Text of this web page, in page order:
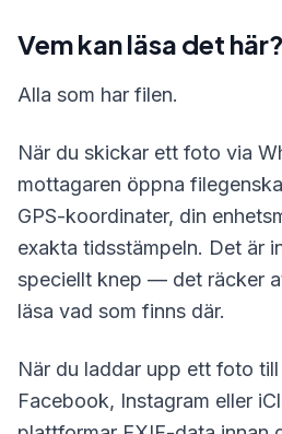
Vem kan läsa det här?
Alla som har filen.
När du skickar ett foto via
mottagaren öppna
GPS-koordinater, din
exakta tidsstämpeln. Det är
speciellt knep — det räcker
läsa vad som finns där.
När du laddar upp ett foto
Facebook, Instagram eller